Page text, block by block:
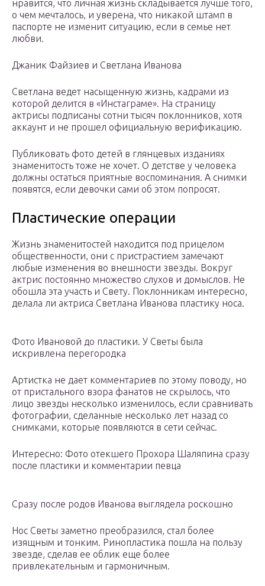
нравится, что личная жизнь складывается лучше того,
о чем мечталось, и уверена, что никакой штамп в
паспорте не изменит ситуацию, если в семье нет
любви.
Джаник Файзиев и Светлана Иванова
Светлана ведет насыщенную жизнь, кадрами из
которой делится в «Инстаграме». На страницу
актрисы подписаны сотни тысяч поклонников, хотя
аккаунт и не прошел официальную верификацию.
Публиковать фото детей в глянцевых изданиях
знаменитость тоже не хочет. О детстве у человека
должны остаться приятные воспоминания. А снимки
появятся, если девочки сами об этом попросят.
Пластические операции
Жизнь знаменитостей находится под прицелом
общественности, они с пристрастием замечают
любые изменения во внешности звезды. Вокруг
актрис постоянно множество слухов и домыслов. Не
обошла эта участь и Свету. Поклонникам интересно,
делала ли актриса Светлана Иванова пластику носа.
Фото Ивановой до пластики. У Светы была
искривлена перегородка
Артистка не дает комментариев по этому поводу, но
от пристального взора фанатов не скрылось, что
лицо звезды несколько изменилось, если сравнивать
фотографии, сделанные несколько лет назад со
снимками, которые появляются в сети сейчас.
Интересно: Фото отекшего Прохора Шаляпина сразу
после пластики и комментарии певца
Сразу после родов Иванова выглядела роскошно
Нос Светы заметно преобразился, стал более
изящным и тонким. Ринопластика пошла на пользу
звезде, сделав ее облик еще более
привлекательным и гармоничным.